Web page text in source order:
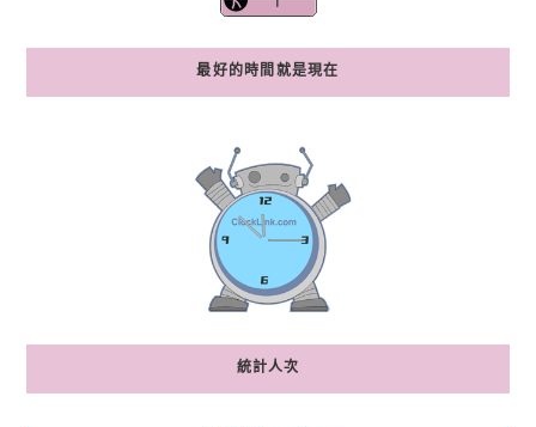
最好的時間就是現在
統計人次